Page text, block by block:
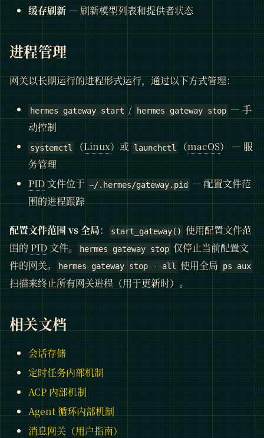
缓存刷新 — 刷新模型列表和提供者状态
进程管理
网关以长期运行的进程形式运行，通过以下方式管理：
hermes gateway start / hermes gateway stop — 手
动控制
systemctl （Linux）或 launchctl （macOS） — 服
务管理
PID 文件位于 ~/.hermes/gateway.pid
— 配置文件范
围的进程跟踪
配置文件范围 vs 全局： start_gateway() 使用配置文件范
围的PID文件。 hermes gateway stop 仅停止当前配置文
件的网关。
hermes gateway stop --all 使用全局 ps aux
扫描来终止所有网关进程（用于更新时）。
相关文档
会话存储
定时任务内部机制
ACP 内部机制
Agent 循环内部机制
消息网关（用户指南）